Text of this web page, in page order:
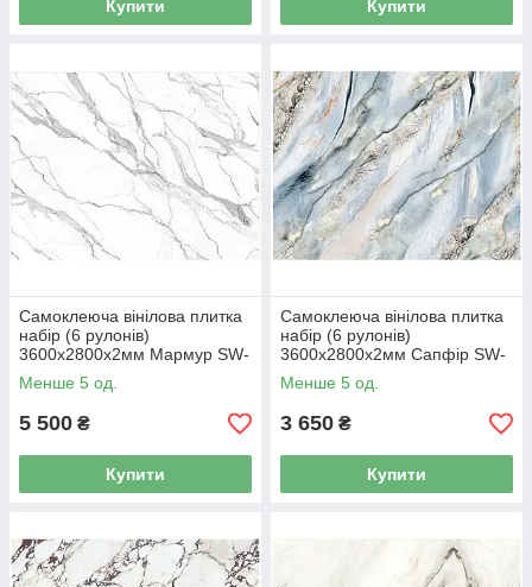
Купити Купити
Самоклеюча вінілова плитка
набір (6 рулонів)
3600х2800х2мм Мармур SW-
00001457
Менше 5 од.
5 500 ₴
Купити
Самоклеюча вінілова плитка
набір (6 рулонів)
3600х2800х2мм Сапфір SW-
00001458
Менше 5 од.
3 650 ₴
Купити